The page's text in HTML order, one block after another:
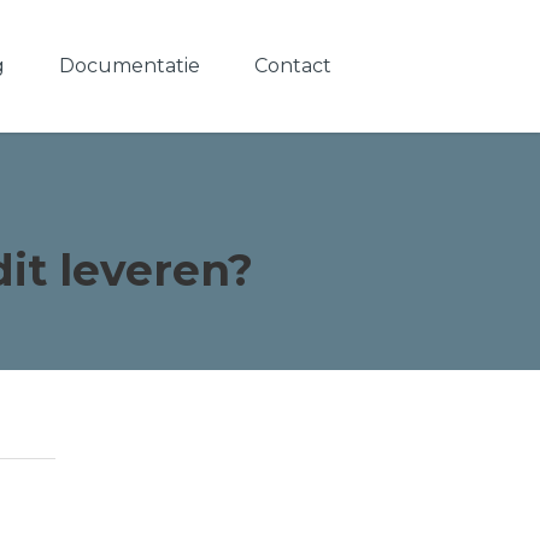
Documentatie Contact
leveren?